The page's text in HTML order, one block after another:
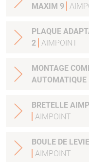
MAXIM 9
PLAQUE
2 AIMPOINT
MONTAGE
AUTOMATIQUE
BRETELLE
AIMPOINT
BOULE DE
AIMPOINT